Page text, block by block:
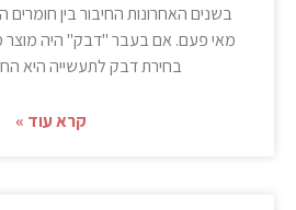
בשנים האחרונות החיבור בין
מאי פעם. אם בעבר "דבק" היה מוצר
בחירת דבק לתעשייה היא
קרא עוד »